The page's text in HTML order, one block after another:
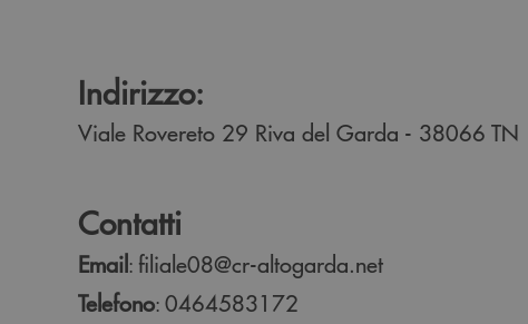
Indirizzo:
Viale Rovereto 29 Riva del Garda - 38066 TN
Contatti
Email: filiale08@cr-altogarda.net
Telefono: 0464583172